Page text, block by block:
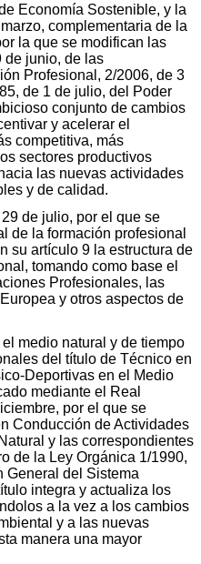
Economía Sostenible, y la
complementaria de la
la que se modifican las
de junio, de las
Profesional, 2/2006, de 3
de 1 de julio, del Poder
conjunto de cambios
y acelerar el
competitiva, más
sectores productivos
las nuevas actividades
y de calidad.
de julio, por el que se
de la formación profesional
su artículo 9 la estructura de
tomando como base el
Profesionales, las
y otros aspectos de
medio natural y de tiempo
del título de Técnico en
Deportivas en el Medio
mediante el Real
por el que se
Conducción de Actividades
y las correspondientes
de la Ley Orgánica 1/1990,
General del Sistema
integra y actualiza los
a la vez a los cambios
y a las nuevas
manera una mayor